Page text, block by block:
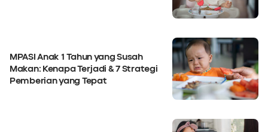
MPASI Anak 1 Tahun yang Susah
Makan: Kenapa Terjadi & 7 Strategi
Pemberian yang Tepat